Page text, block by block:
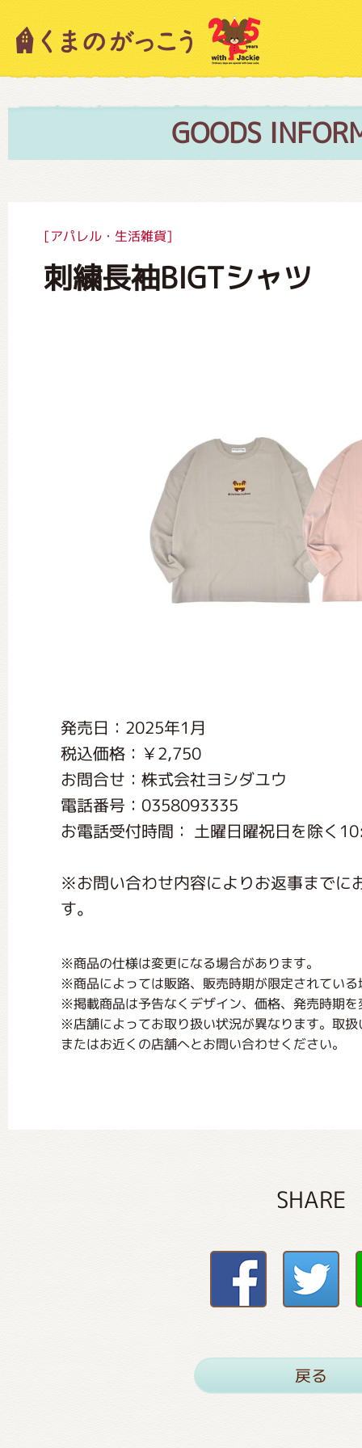
GOODS
[アパレル・生活雑貨]
刺繍長袖BIGTシャツ
発売日：2025年1月
税込価格：￥2,750
お問合せ：株式会社ヨシダユウ
電話番号：0358093335
お電話受付時間： 土曜日曜祝日を除く
※お問い合わせ内容によりお返事までに
す。
※商品の仕様は変更になる場合があります。
※商品によっては販路、販売時期が限定されてい
※掲載商品は予告なくデザイン、価格、発売時期
※店舗によってお取り扱い状況が異なります。取
またはお近くの店舗へとお問い合わせください。
SHARE
戻る
キャラクター紹介
絵本・作家紹介
ミュージカル・コンサート
おたのしみコンテンツ(クイズ・
くまのがっこう しょくいんしつ
くまのがっこう 家庭科部